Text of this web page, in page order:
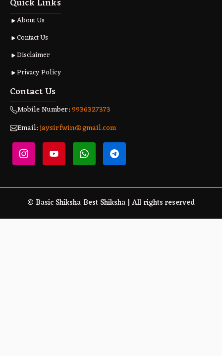
About Us
Contact Us
Disclaimer
Privacy Policy
Contact Us
Mobile Number:9936327373
Email:jaysirfwin@gmail.com
© Basic Shiksha Best Shiksha | All rights reserved